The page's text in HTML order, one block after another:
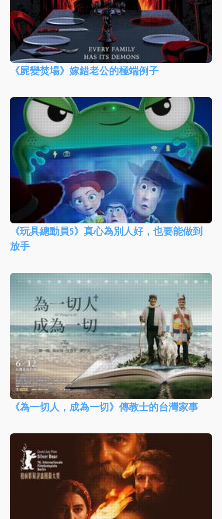
《屍變焚場》嫁錯老公的極端例子
《玩具總動員5》真心為別人好，也要能做到
放手
《為一切人，成為一切》傳教士的台灣家事